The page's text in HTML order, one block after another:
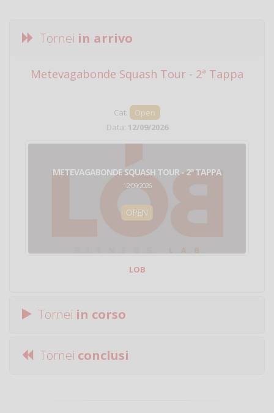
Tornei in arrivo
Metevagabonde Squash Tour - 2ª Tappa
Cat:
Open
Data: 12/09/2026
METEVAGABONDE SQUASH TOUR - 2ª TAPPA
12/09/2026
OPEN
LOB
Tornei in corso
Tornei conclusi